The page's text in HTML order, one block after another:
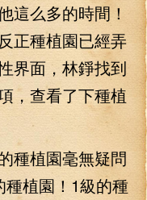
這么多的時間！
正種植園已經弄
界面，林錚找到
，查看了下種植
植園毫無疑問
種植園！1級的種